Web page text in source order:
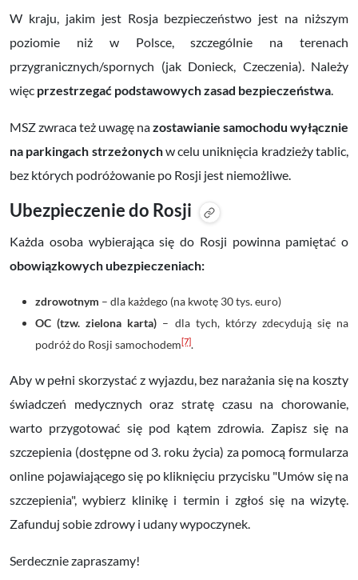
W kraju, jakim jest Rosja bezpieczeństwo jest na niższym
poziomie niż w Polsce, szczególnie na terenach
przygranicznych/spornych (jak Donieck, Czeczenia). Należy
więc przestrzegać podstawowych zasad bezpieczeństwa.
MSZ zwraca też uwagę nazostawianie samochodu wyłącznie
na parkingach strzeżonychw celu uniknięcia kradzieży tablic,
bez których podróżowanie po Rosji jest niemożliwe.
Ubezpieczenie do Rosji
Każda osoba wybierająca się do Rosji powinna pamiętać o
obowiązkowych ubezpieczeniach:
zdrowotnym – dla każdego (na kwotę 30 tys. euro)
OC (tzw. zielona karta) – dla tych, którzy zdecydują się na
podróż do Rosji samochodem[7].
Aby w pełni skorzystać z wyjazdu, bez narażania się na koszty
świadczeń medycznych oraz stratę czasu na chorowanie,
warto przygotować się pod kątem zdrowia. Zapisz się na
szczepienia (dostępne od 3. roku życia) za pomocą formularza
online pojawiającego się po kliknięciu przycisku "Umów się na
szczepienia", wybierz klinikę i termin i zgłoś się na wizytę.
Zafunduj sobie zdrowy i udany wypoczynek.
Serdecznie zapraszamy!